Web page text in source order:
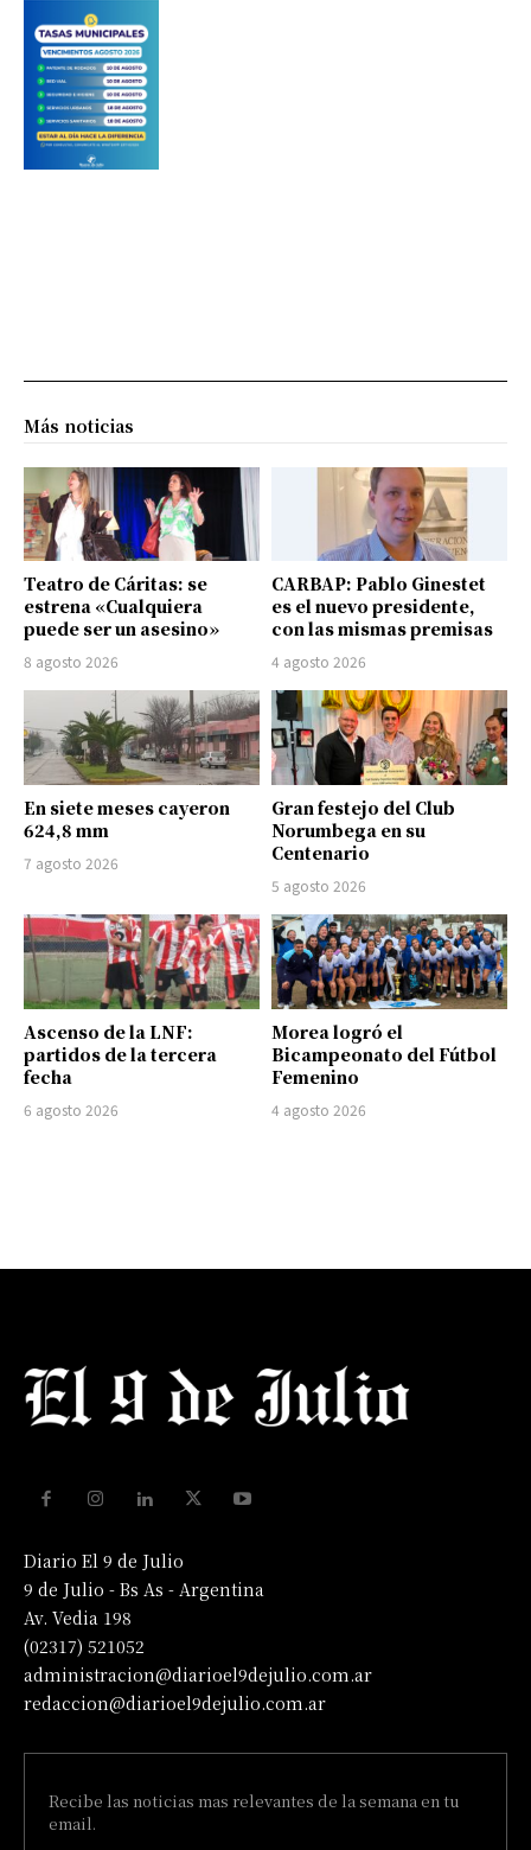
Más noticias
Teatro de Cáritas: se
estrena «Cualquiera
puede ser un asesino»
8 agosto 2026
CARBAP: Pablo Ginestet
es el nuevo presidente,
con las mismas premisas
4 agosto 2026
En siete meses cayeron
624,8 mm
7 agosto 2026
Gran festejo del Club
Norumbega en su
Centenario
5 agosto 2026
Ascenso de la LNF:
partidos de la tercera
fecha
6 agosto 2026
Morea logró el
Bicampeonato del Fútbol
Femenino
4 agosto 2026
Diario El 9 de Julio
9 de Julio - Bs As - Argentina
Av. Vedia 198
(02317) 521052
administracion@diarioel9dejulio.com.ar
redaccion@diarioel9dejulio.com.ar
Recibe las noticias mas relevantes de la semana en tu
email.